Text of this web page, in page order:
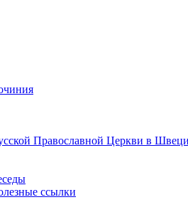
Православной Церкви в
ссылки